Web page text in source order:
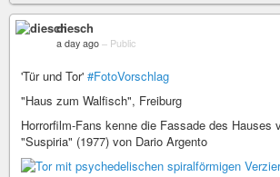
diesch
a day ago – Public
'Tür und Tor' #FotoVorschlag
"Haus zum Walfisch", Freiburg
Horrorfilm-Fans kenne die Fassade des Hauses
"Suspiria" (1977) von Dario Argento